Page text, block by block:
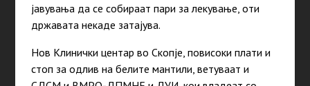
јавувања да се собираат пари за лекување, оти
државата некаде затајува.
Нов Клинички центар во Скопје, повисоки плати и
стоп за одлив на белите мантили, ветуваат и